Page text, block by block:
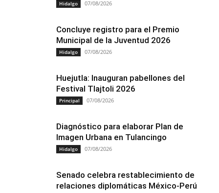
Hidalgo 07/08/2026
Concluye registro para el Premio
Municipal de la Juventud 2026
Hidalgo 07/08/2026
Huejutla: Inauguran pabellones del
Festival Tlajtoli 2026
Principal 07/08/2026
Diagnóstico para elaborar Plan de
Imagen Urbana en Tulancingo
Hidalgo 07/08/2026
Senado celebra restablecimiento de
relaciones diplomáticas México-Perú